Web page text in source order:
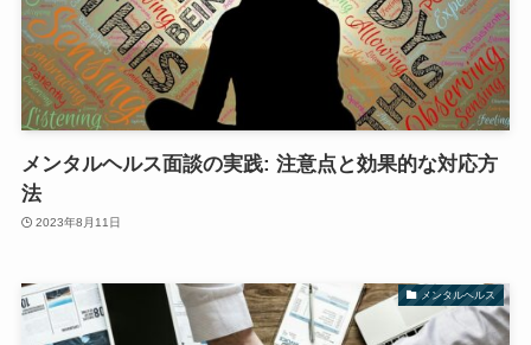
メンタルヘルス面談の実践: 注意点と効果的な対応方
法
2023年8月11日
メンタルヘルス